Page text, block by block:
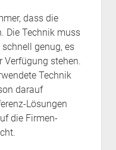
dass die
Die Technik muss
genug, es
Verfügung stehen.
Technik
darauf
Lösungen
die Firmen-